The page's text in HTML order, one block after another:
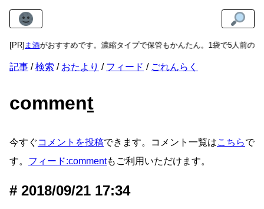
[PR]
りあま酒がおすすめです。濃縮タイプで保管もかんたん。1袋で5人前の
記事 検索 おたより フィード ごれんらく
comment
今すぐコメントを投稿できます。コメント一覧はこちらで
す。 フィード:commentもご利用いただけます。
2018/09/21 17:34